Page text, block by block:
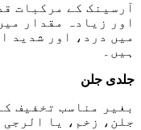
آرسینک کے مرکبات
اور زیادہ مقدار
میں درد، اور شدید
ہیں۔
جلدی جلن
بغیر مناسب تخفیف
جلن، زخم، یا الرجی